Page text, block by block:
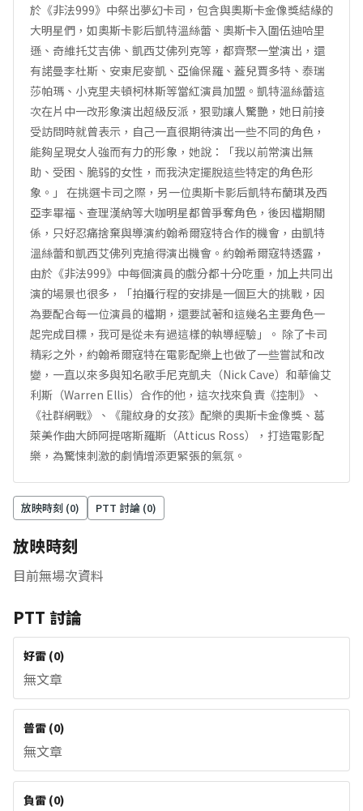
於《非法999》中祭出夢幻卡司，包含與奧斯卡金像獎結緣的
大明星們，如奧斯卡影后凱特溫絲蕾、奧斯卡入圍伍迪哈里
遜、奇維托艾吉佛、凱西艾佛列克等，都齊聚一堂演出，還
有諾曼李杜斯、安東尼麥凱、亞倫保羅、蓋兒賈多特、泰瑞
莎帕瑪、小克里夫頓柯林斯等當紅演員加盟。凱特溫絲蕾這
次在片中一改形象演出超級反派，狠勁讓人驚艷，她日前接
受訪問時就曾表示，自己一直很期待演出一些不同的角色，
能夠呈現女人強而有力的形象，她說：「我以前常演出無
助、受困、脆弱的女性，而我決定擺脫這些特定的角色形
象。」 在挑選卡司之際，另一位奧斯卡影后凱特布蘭琪及西
亞李畢福、查理漢納等大咖明星都曾爭奪角色，後因檔期關
係，只好忍痛捨棄與導演約翰希爾寇特合作的機會，由凱特
溫絲蕾和凱西艾佛列克搶得演出機會。約翰希爾寇特透露，
由於《非法999》中每個演員的戲分都十分吃重，加上共同出
演的場景也很多，「拍攝行程的安排是一個巨大的挑戰，因
為要配合每一位演員的檔期，還要試著和這幾名主要角色一
起完成目標，我可是從未有過這樣的執導經驗」。 除了卡司
精彩之外，約翰希爾寇特在電影配樂上也做了一些嘗試和改
變，一直以來多與知名歌手尼克凱夫（Nick Cave）和華倫艾
利斯（Warren Ellis）合作的他，這次找來負責《控制》、
《社群網戰》、《龍紋身的女孩》配樂的奧斯卡金像獎、葛
萊美作曲大師阿提喀斯羅斯（Atticus Ross），打造電影配
樂，為驚悚刺激的劇情增添更緊張的氣氛。
放映時刻 (0) PTT 討論 (0)
放映時刻
目前無場次資料
PTT 討論
好雷 (0)
無文章
普雷 (0)
無文章
負雷 (0)